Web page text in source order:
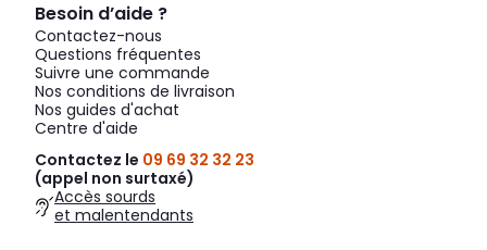
Besoin d’aide ?
Contactez-nous
Questions fréquentes
Suivre une commande
Nos conditions de livraison
Nos guides d'achat
Centre d'aide
Contactez le 09 69 32 32 23
(appel non surtaxé)
Accès sourds
et malentendants